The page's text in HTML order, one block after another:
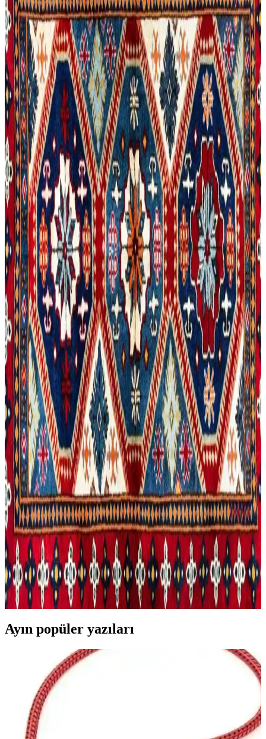
Oturma Odası Dekorasyonunda Denge ve
Fonksiyonellik Sağlama Yöntemleri
Oturma odası dekorasyonunda halı seçimi, duvar süslemeleri,
mobilya düzeni ve aydınlatma dengesiyle hem estetik hem
fonksiyonel alanlar yaratılır. Kültürel farklılıklar da dekorasyona yön
verir.
Kosova Tepsi ve Dekorasyonda Kültürel
Yansımalar: Geleneksel Motifler ve İşçilik
Kosova tepsileri, zengin kültürel miras ve el işçiliğiyle ev
dekorasyonunda hem işlevsel hem estetik bir rol oynar. Geleneksel
motifler ve Osmanlı etkisiyle süslenen tepsiler, kültürel kimliği
yansıtır.
Otantik Perde ve Dekorasyon Modelleriyle Zarif ve
Kültürel Yaşam Alanları Yaratma
Otantik Home'un zarif ve kültürel perde ile dekorasyon modelleri,
lüks ve dayanıklı ürünlerle evlerde özgün ve sofistike yaşam alanları
oluşturuyor. Jiwar Koleksiyonu estetik ve fonksiyonelliği bir araya
getiriyor.
Erbaşlar Mavi Menekşe 12 Parça Lüx Seramik
Kahve Fincan Takımı İnceleme ve Özellikleri
Erbaşlar Mavi Menekşe 12 Parça Lüx Seramik Kahve Fincan
Takımı, şık tasarımı ve dayanıklı malzemeleriyle Türk kahvesi
severler için ideal, 6 kişilik kullanıma uygun, estetik ve fonksiyonel
bir kahve setidir.
Vestel Sade G910 Türk Kahvesi Makinesi Modern
Tasarım ve Fonksiyonellik Özellikleri
Vestel G910, şık altın rengi ve kullanışlı özellikleriyle Türk kahvesi
hazırlama deneyimini yeni seviyeye taşıyan modern kahve makinesi.
Kültürel Objelerin Dekorasyonda Kullanımı:
Anlam, Düzenleme ve Hassasiyetler
Kültürel ve dini objelerin dekorasyonda kullanımı, anlam bütünlüğü
ve görsel denge gözetildiğinde estetik ve kültürel açıdan zengin
ortamlar oluşturur. Hassasiyetler ve güvenlik de önemlidir.
Geleneksel Halı Motiflerinin Dekorasyondaki Önemi
ve Kültürel Değerlendirmesi
Geleneksel halı motifleri, ev dekorasyonunda kültürel ve estetik
değerleri birleştirir. Bölgesel farklılıklar ve motif anlamları,
dekorasyonda özgünlük sunar. Ancak mevcut kaynaklar bu konuda
yetersiz bilgi sağlıyor.
Ayın popüler yazıları